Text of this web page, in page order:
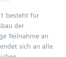
1 besteht für
der
Teilnahme an
sich an alle